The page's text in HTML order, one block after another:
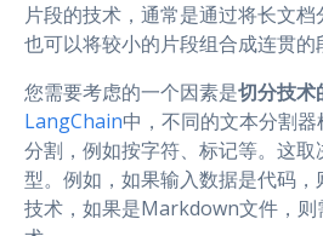
片段的技术，通常是通过将长文
也可以将较小的片段组合成连贯的
您需要考虑的一个因素是切分技术
LangChain中，不同的文本分割
分割，例如按字符、标记等。这
型。例如，如果输入数据是代码
技术，如果是Markdown文件，则